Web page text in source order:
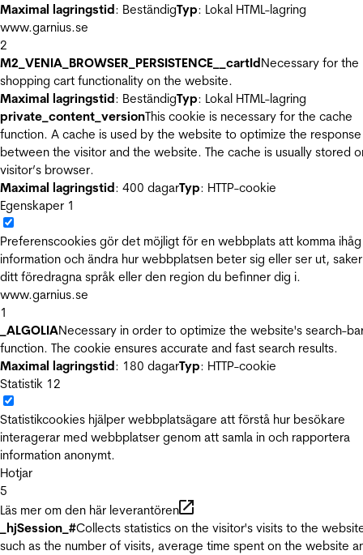
Maximal lagringstid: BeständigTyp: Lokal HTML-lagring
www.garnius.se
2
M2_VENIA_BROWSER_PERSISTENCE__cartIdNecessary for the
shopping cart functionality on the website.
Maximal lagringstid: BeständigTyp: Lokal HTML-lagring
private_content_versionThis cookie is necessary for the cache
function. A cache is used by the website to optimize the
between the visitor and the website. The cache is usually stored
visitor’s browser.
Maximal lagringstid: 400 dagarTyp: HTTP-cookie
Egenskaper 1
Preferenscookies gör det möjligt för en webbplats att komma ihåg
information och ändra hur webbplatsen beter sig eller ser ut,
ditt föredragna språk eller den region du befinner dig i.
www.garnius.se
1
_ALGOLIANecessary in order to optimize the website's search-
function. The cookie ensures accurate and fast search results.
Maximal lagringstid: 180 dagarTyp: HTTP-cookie
Statistik 12
Statistikcookies hjälper webbplatsägare att förstå hur besökare
interagerar med webbplatser genom att samla in och rapportera
information anonymt.
Hotjar
5
Läs mer om den här leverantören
_hjSession_#Collects statistics on the visitor's visits to the
such as the number of visits, average time spent on the website